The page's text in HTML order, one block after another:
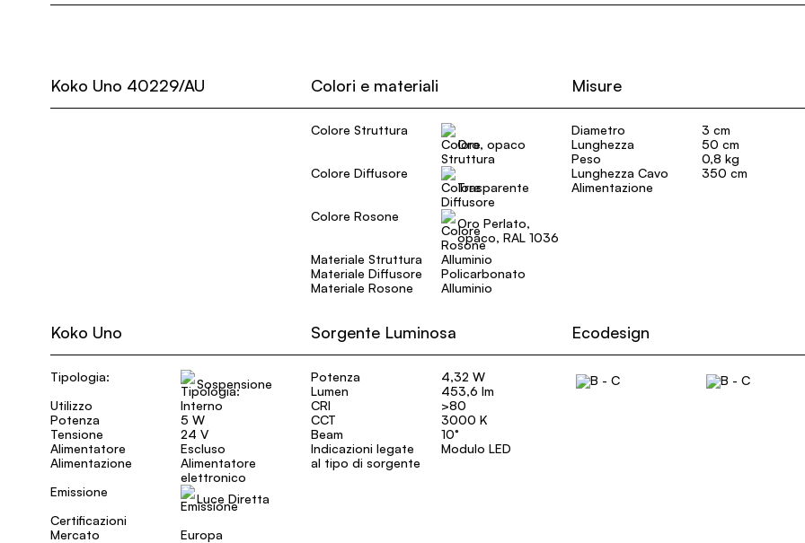
Koko Uno 40229/AU Colori e materiali
Colore Struttura
Oro, opaco
Colore Diffusore
Trasparente
Colore Rosone
Oro Perlato,
opaco, RAL 1036
Materiale Struttura
Alluminio
Materiale Diffusore
Policarbonato
Materiale Rosone
Alluminio
Misure
Diametro
3 cm
Lunghezza
50 cm
Peso
0,8 kg
Lunghezza Cavo
Alimentazione
350 cm
Koko Uno
Tipologia:
Sospensione
Utilizzo
Interno
Potenza
5 W
Tensione
24 V
Alimentatore
Escluso
Alimentazione
Alimentatore
elettronico
Emissione
Luce Diretta
Certificazioni
Mercato
Europa
Sorgente Luminosa
Potenza
4,32 W
Lumen
453,6 lm
CRI
>80
CCT
3000 K
Beam
10°
Indicazioni legate
al tipo di sorgente
Modulo LED
Ecodesign